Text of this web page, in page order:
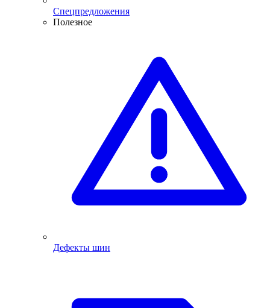
Спецпредложения
Полезное
Дефекты шин